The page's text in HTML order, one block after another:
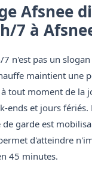
Afsnee
7 à
n'est pas un
maintient une
tout moment de la
ends et jours fériés.
de garde est
d'atteindre
45 minutes.